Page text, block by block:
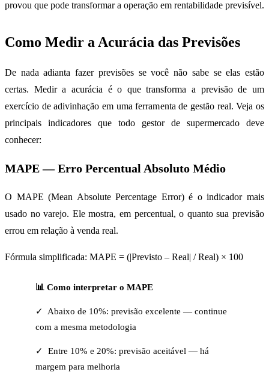
provou que pode transformar a operação em rentabilidade previsível.
Como Medir a Acurácia das Previsões
De nada adianta fazer previsões se você não sabe se elas estão
certas. Medir a acurácia é o que transforma a previsão de um
exercício de adivinhação em uma ferramenta de gestão real. Veja os
principais indicadores que todo gestor de supermercado deve
conhecer:
MAPE — Erro Percentual Absoluto Médio
O MAPE (Mean Absolute Percentage Error) é o indicador mais
usado no varejo. Ele mostra, em percentual, o quanto sua previsão
errou em relação à venda real.
Fórmula simplificada: MAPE = (|Previsto – Real| / Real) × 100
📊 Como interpretar o MAPE
✓ Abaixo de 10%: previsão excelente — continue
com a mesma metodologia
✓ Entre 10% e 20%: previsão aceitável — há
margem para melhoria